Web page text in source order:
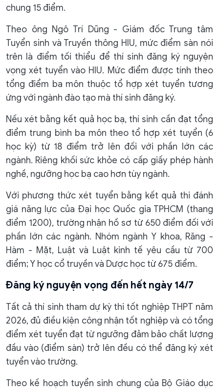
chung 15 điểm.
Theo ông Ngô Trí Dũng - Giám đốc Trung tâm
Tuyển sinh và Truyền thông HIU, mức điểm sàn nói
trên là điểm tối thiểu để thí sinh đăng ký nguyện
vọng xét tuyển vào HIU. Mức điểm được tính theo
tổng điểm ba môn thuộc tổ hợp xét tuyển tương
ứng với ngành đào tạo mà thí sinh đăng ký.
Nếu xét bằng kết quả học bạ, thí sinh cần đạt tổng
điểm trung bình ba môn theo tổ hợp xét tuyển (6
học kỳ) từ 18 điểm trở lên đối với phần lớn các
ngành. Riêng khối sức khỏe có cấp giấy phép hành
nghề, ngưỡng học bạ cao hơn tùy ngành.
Với phương thức xét tuyển bằng kết quả thi đánh
giá năng lực của Đại học Quốc gia TPHCM (thang
điểm 1200), trường nhận hồ sơ từ 650 điểm đối với
phần lớn các ngành. Nhóm ngành Y khoa, Răng -
Hàm - Mặt, Luật và Luật kinh tế yêu cầu từ 700
điểm; Y học cổ truyền và Dược học từ 675 điểm.
Đăng ký nguyện vọng đến hết ngày 14/7
Tất cả thí sinh tham dự kỳ thi tốt nghiệp THPT năm
2026, đủ điều kiện công nhận tốt nghiệp và có tổng
điểm xét tuyển đạt từ ngưỡng đảm bảo chất lượng
đầu vào (điểm sàn) trở lên đều có thể đăng ký xét
tuyển vào trường.
Theo kế hoạch tuyển sinh chung của Bộ Giáo dục